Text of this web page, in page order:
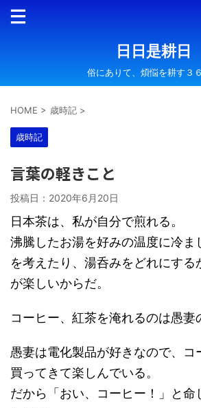
日日是耕日
俗にありて、煩悩を耕す３
HOME > 歳時記 >
歳時記
言葉の軽きこと
投稿日： 2020年6月20日
日本茶は、私が自分で煎れる。
沸騰したお湯を好みの温度に冷ま
を考えたり、湯呑みをどれにする
が楽しいからだ。
コーヒー、紅茶を淹れるのは愚妻
愚妻は電化製品が好きなので、コ
買ってきて楽しんでいる。
だから「おい、コーヒー！」と命